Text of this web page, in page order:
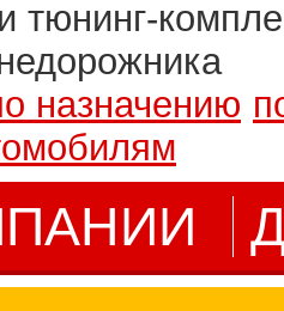
тюнинг-
назначению